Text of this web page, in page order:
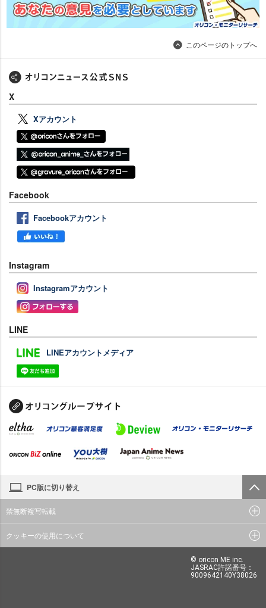
このページのトップへ
X
Xアカウント
Facebook
Facebookアカウント
Instagram
Instagramアカウント
LINE
LINEアカウントメディア
PC版に切り替え
禁無断複写転載
クッキーの使用について
© oricon ME inc.
JASRAC許諾番号：
9009642140Y38026